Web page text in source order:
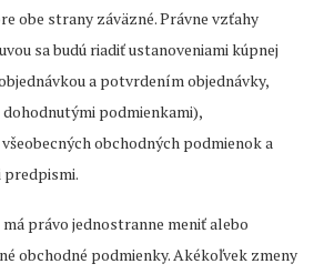
obe strany záväzné. Právne vzťahy
sa budú riadiť ustanoveniami kúpnej
a potvrdením objednávky,
podmienkami),
obchodných podmienok a
právo jednostranne meniť alebo
obchodné podmienky. Akékoľvek zmeny